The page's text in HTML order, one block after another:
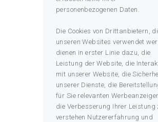
personenbezogenen Daten.
Die Cookies von Drittanbietern,
unseren Websites verwendet
dienen in erster Linie dazu, die
Leistung der Website, die
mit unserer Website, die
unserer Dienste, die
für Sie relevanten
die Verbesserung Ihrer Leistung
verstehen Nutzererfahrung und